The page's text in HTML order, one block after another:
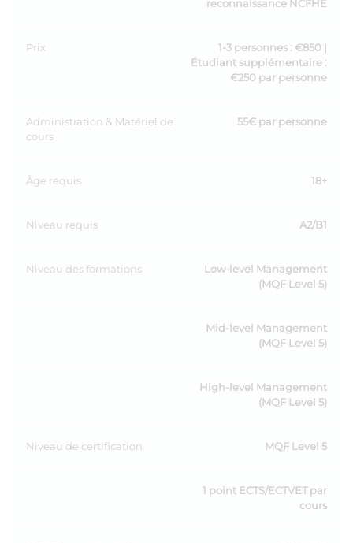
reconnaissance NCFHE
Prix
1-3 personnes : €850 |
Étudiant supplémentaire :
€250 par personne
Administration & Matériel de
cours
55€ par personne
Âge requis 18+
Niveau requis A2/B1
Niveau des formations
Low-level Management
(MQF Level 5)
Mid-level Management
(MQF Level 5)
High-level Management
(MQF Level 5)
Niveau de certification MQF Level 5
1 point ECTS/ECTVET par
cours